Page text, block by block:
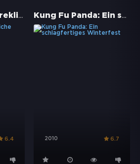
Shrek - Oh du Shrekliche
6.4
Kung Fu Panda: Ein schlagfertiges Winterfest
2010 6.7